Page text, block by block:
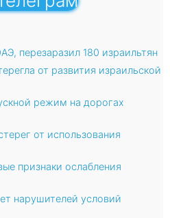
перезаразил 180 израильтян
от развития израильской
режим на дорогах
от использования
признаки ослабления
нарушителей условий